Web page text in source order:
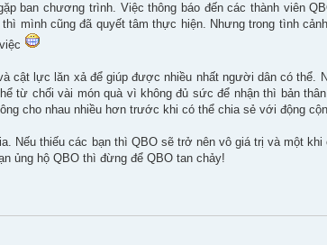
ban chương trình. Việc thông báo đến các thành viên
mình cũng đã quyết tâm thực hiện. Nhưng trong tình
cật lực lăn xả để giúp được nhiều nhất người dân có thể.
từ chối vài món quà vì không đủ sức để nhận thì bản
cho nhau nhiều hơn trước khi có thể chia sẻ với động
Nếu thiếu các bạn thì QBO sẽ trở nên vô giá trị và một khi
ủng hộ QBO thì đừng để QBO tan chảy!